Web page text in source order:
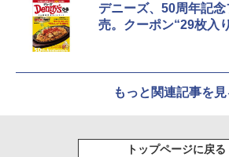
デニーズ、50周年記
売。クーポン“29枚入
もっと関連記事を見
トップページに戻る